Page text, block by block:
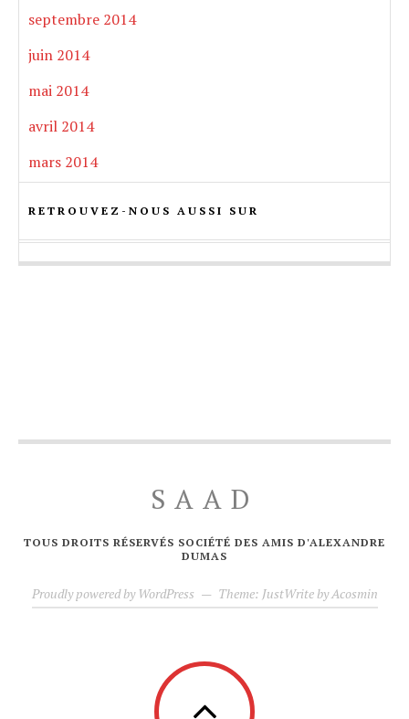
septembre 2014
juin 2014
mai 2014
avril 2014
mars 2014
RETROUVEZ-NOUS AUSSI SUR
SAAD
TOUS DROITS RÉSERVÉS SOCIÉTÉ DES AMIS D'ALEXANDRE
DUMAS
Proudly powered by WordPress — Theme: JustWrite byAcosmin